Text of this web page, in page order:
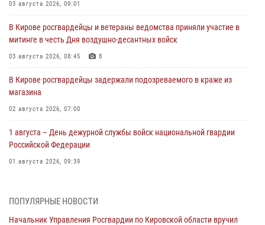
03 августа 2026, 09:01
В Кирове росгвардейцы и ветераны ведомства приняли участие в
митинге в честь Дня воздушно-десантных войск
03 августа 2026, 08:45 8
В Кирове росгвардейцы задержали подозреваемого в краже из
магазина
02 августа 2026, 07:00
1 августа – День дежурной службы войск национальной гвардии
Российской Федерации
01 августа 2026, 09:39
мировой войне 1914-1918 годов
ПОПУЛЯРНЫЕ НОВОСТИ
Начальник Управления Росгвардии по Кировской области вручил